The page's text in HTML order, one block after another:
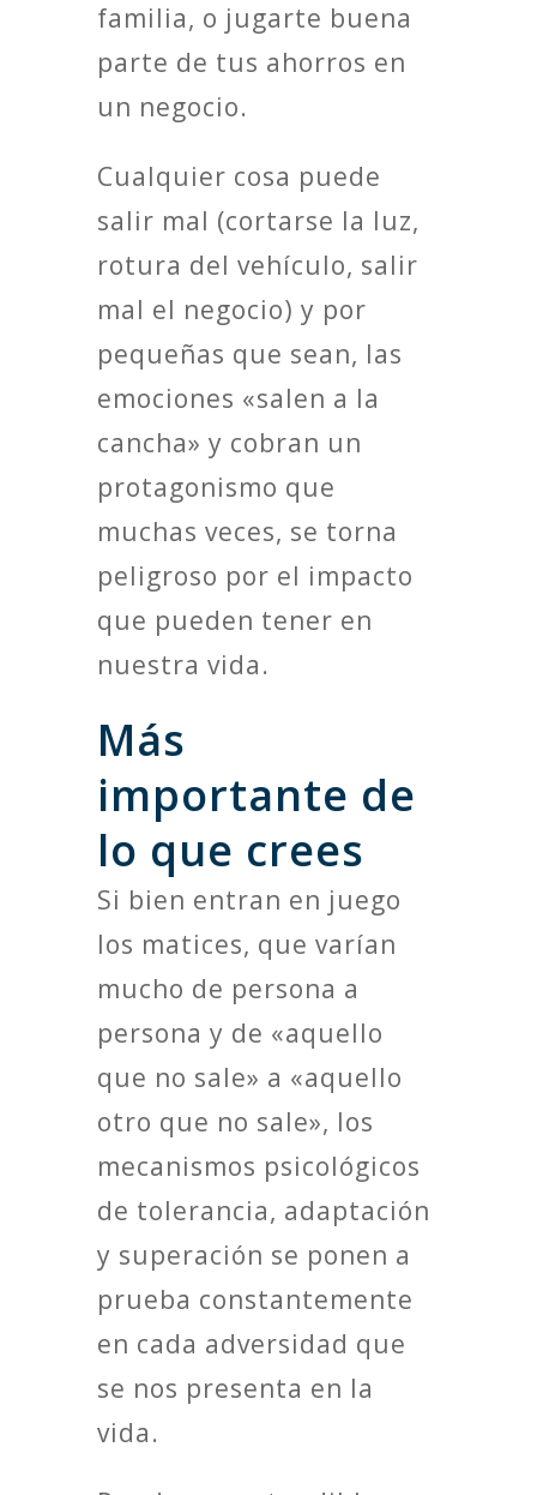
familia, o jugarte buena
parte de tus ahorros en
un negocio.
Cualquier cosa puede
salir mal (cortarse la luz,
rotura del vehículo, salir
mal el negocio) y por
pequeñas que sean, las
emociones «salen a la
cancha» y cobran un
protagonismo que
muchas veces, se torna
peligroso por el impacto
que pueden tener en
nuestra vida.
Más
importante de
lo que crees
Si bien entran en juego
los matices, que varían
mucho de persona a
persona y de «aquello
que no sale» a «aquello
otro que no sale», los
mecanismos psicológicos
de tolerancia, adaptación
y superación se ponen a
prueba constantemente
en cada adversidad que
se nos presenta en la
vida.